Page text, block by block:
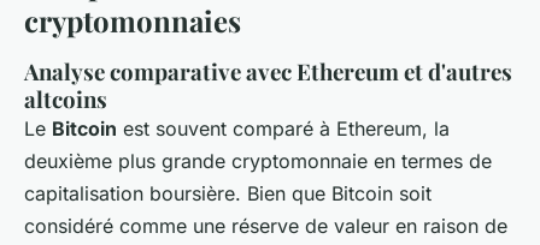
cryptomonnaies
Analyse comparative avecEthereumet d'autres
altcoins
Le Bitcoin est souvent comparé à Ethereum, la
deuxième plus grande cryptomonnaie en termes de
capitalisation boursière. Bien que Bitcoin soit
considéré comme une réserve de valeur en raison de